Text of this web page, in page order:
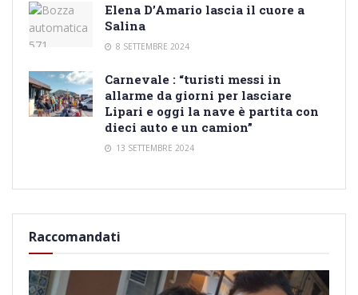
Elena D’Amario lascia il cuore a
Salina
8 SETTEMBRE 2024
Carnevale : “turisti messi in
allarme da giorni per lasciare
Lipari e oggi la nave è partita con
dieci auto e un camion”
13 SETTEMBRE 2024
Raccomandati